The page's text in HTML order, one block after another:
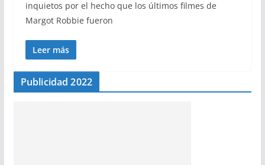
inquietos por el hecho que los últimos filmes de
Margot Robbie fueron
Leer más
Publicidad 2022